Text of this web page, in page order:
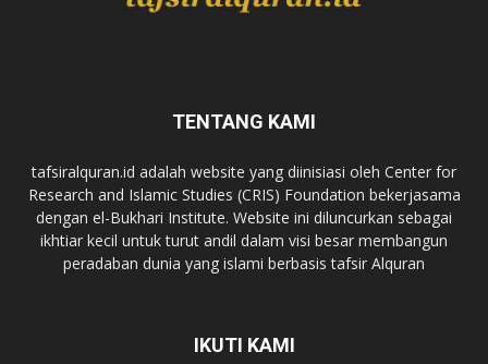
TENTANG KAMI
tafsiralquran.id adalah website yang diinisiasi oleh Center for
Research and Islamic Studies (CRIS) Foundation bekerjasama
dengan el-Bukhari Institute. Website ini diluncurkan sebagai
ikhtiar kecil untuk turut andil dalam visi besar membangun
peradaban dunia yang islami berbasis tafsir Alquran
IKUTI KAMI